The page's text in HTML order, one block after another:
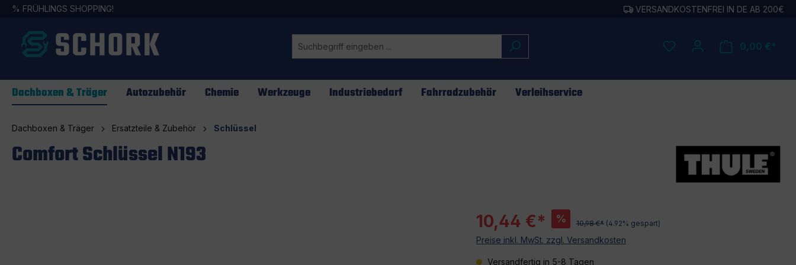
Zur Hauptnavigation springen
% FRÜHLINGS SHOPPING! VERSANDKOSTENFREI IN DE AB 200€
0,00 €*
Dachboxen & Träger Autozubehör Chemie Werkzeuge Industriebedarf Fahrradzubehör Verleihservice
Dachboxen & Träger Ersatzteile & Zubehör Schlüssel
Comfort Schlüssel N193
10,44 €* % 10,98 €* (4.92% gespart)
Preise inkl. MwSt. zzgl. Versandkosten
Versandfertig in 5-8 Tagen